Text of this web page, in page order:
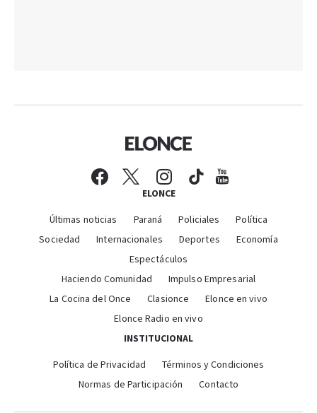
ELONCE
Últimas noticias Paraná Policiales
Política
Sociedad
Internacionales Deportes
Economía
Espectáculos
Haciendo Comunidad
Impulso Empresarial
La Cocina del Once
Clasionce
Elonce en vivo
Elonce Radio en vivo
INSTITUCIONAL
Política de Privacidad
Términos y Condiciones
Normas de Participación
Contacto